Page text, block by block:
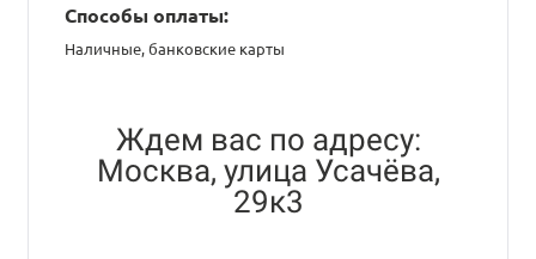
Способы оплаты:
Наличные, банковские карты
Ждем вас по адресу:
Москва, улица Усачёва,
29к3